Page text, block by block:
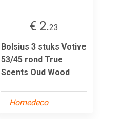
€ 2.23
Bolsius 3 stuks Votive
53/45 rond True
Scents Oud Wood
Homedeco